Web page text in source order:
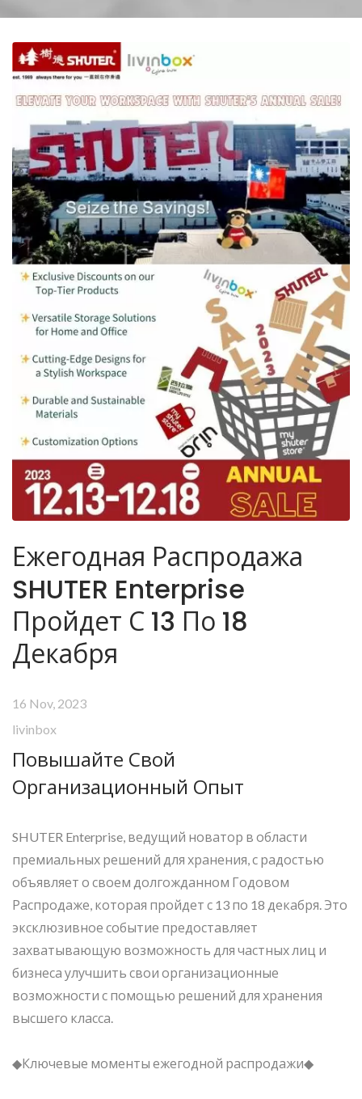
Ежегодная Распродажа
SHUTER Enterprise
Пройдет С 13 По 18
Декабря
16 Nov, 2023
livinbox
Повышайте Свой
Организационный Опыт
SHUTER Enterprise, ведущий новатор в области
премиальных решений для хранения, с радостью
объявляет о своем долгожданном Годовом
Распродаже, которая пройдет с 13 по 18 декабря. Это
эксклюзивное событие предоставляет
захватывающую возможность для частных лиц и
бизнеса улучшить свои организационные
возможности с помощью решений для хранения
высшего класса.
◆Ключевые моменты ежегодной распродажи◆